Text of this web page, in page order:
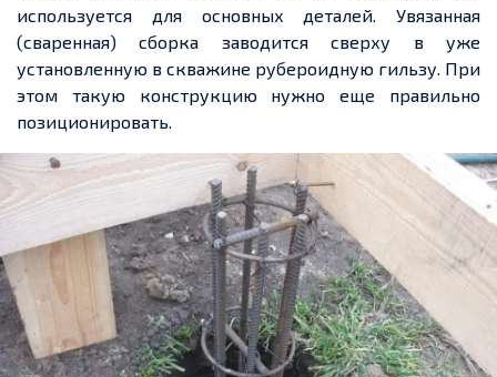
используется для основных деталей. Увязанная
(сваренная) сборка заводится сверху в уже
установленную в скважине рубероидную гильзу. При
этом такую конструкцию нужно еще правильно
позиционировать.